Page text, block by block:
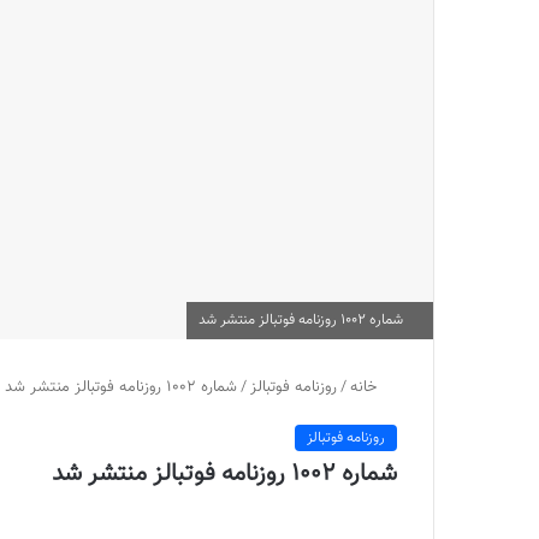
شماره 1002 روزنامه فوتبالز منتشر شد
خانه/روزنامه فوتبالز/شماره 1002 روزنامه فوتبالز منتشر شد
روزنامه فوتبالز
شماره 1002 روزنامه فوتبالز منتشر شد